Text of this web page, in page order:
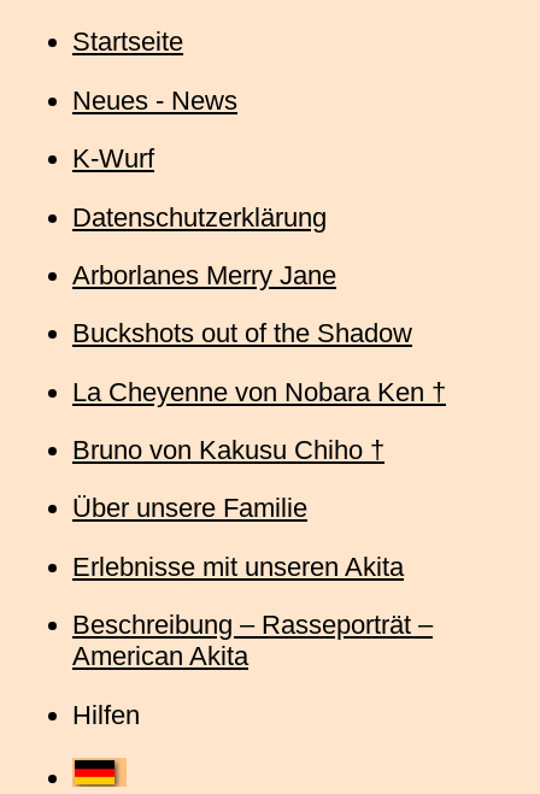
Startseite
Neues - News
K-Wurf
Datenschutzerklärung
Arborlanes Merry Jane
Buckshots out of the Shadow
La Cheyenne von Nobara Ken †
Bruno von Kakusu Chiho †
Über unsere Familie
Erlebnisse mit unseren Akita
Beschreibung – Rasseporträt –
American Akita
Hilfen